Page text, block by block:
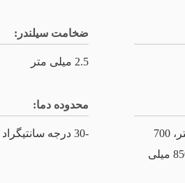
ضخامت سیلندر:
2.5 میلی متر
550 میلی متر، 600 میلی متر، 650 میلی متر، 700
میلی متر، 750 میلی متر، 800 میلی متر، 850 میلی
محدوده دما:
-30 درجه سانتیگراد تا +60 درجه سانتیگراد